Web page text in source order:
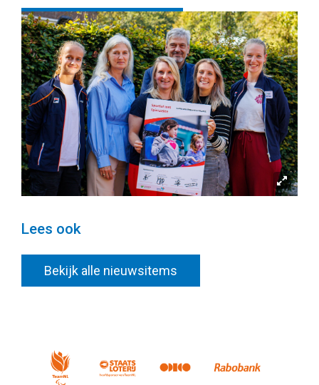
Terug naar overzicht
Deel deze pagina
Lees ook
Bekijk alle nieuwsitems